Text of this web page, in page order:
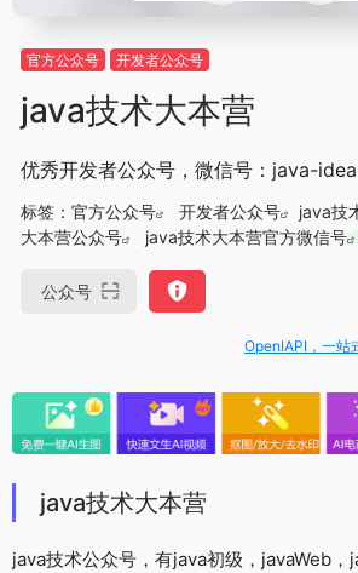
官方公众号 开发者公众号
java技术大本营
优秀开发者公众号，微信号：java-
标签： 官方公众号 开发者公众号 java技
大本营公众号
java技术大本营官方微信号
公众号
OpenIAPI，一站式大
java技术大本营
java技术公众号，有java初级，javaWeb，